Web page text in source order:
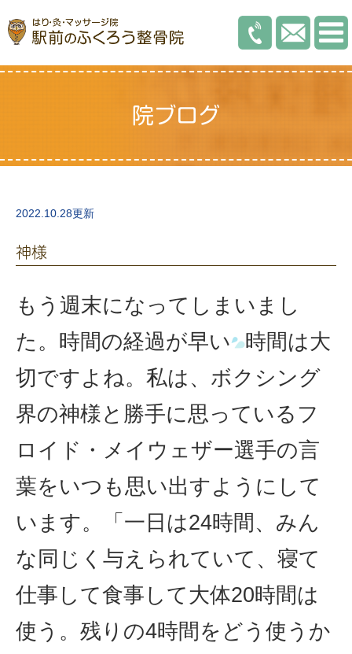
院ブログ
2022.10.28更新
神様
もう週末になってしまいまし
た。時間の経過が早い
時間は大
切ですよね。私は、ボクシング
界の神様と勝手に思っているフ
ロイド・メイウェザー選手の言
葉をいつも思い出すようにして
います。「一日は24時間、みん
な同じく与えられていて、寝て
仕事して食事して大体20時間は
使う。残りの4時間をどう使うか